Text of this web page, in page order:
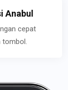
Anabul
cepat
tombol.